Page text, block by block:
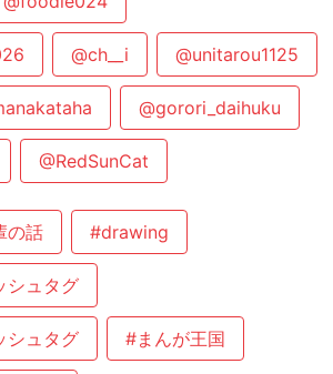
@ch__i @unitarou1125
@gorori_daihuku
@RedSunCat
の話 #drawing
シュタグ
シュタグ #まんが王国